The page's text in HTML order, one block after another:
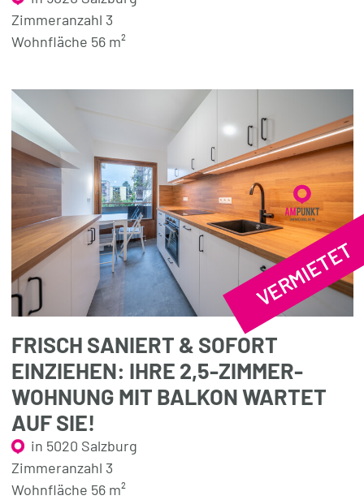
Zimmeranzahl 3
Wohnfläche 56 m²
VERMIETET
FRISCH SANIERT & SOFORT
EINZIEHEN: IHRE 2,5-ZIMMER-
WOHNUNG MIT BALKON WARTET
AUF SIE!
in 5020 Salzburg
Zimmeranzahl 3
Wohnfläche 56 m²